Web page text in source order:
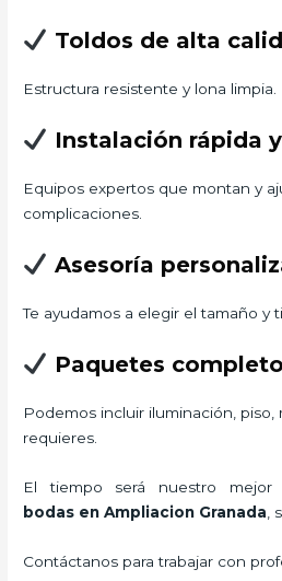
Toldos de alta
Estructura resistente y lona limpia.
Instalación rápida
Equipos expertos que montan y
complicaciones.
Asesoría
Te ayudamos a elegir el tamaño y
Paquetes
Podemos incluir iluminación, piso,
requieres.
El tiempo será nuestro
bodas en Ampliacion Granada
Contáctanos para trabajar con